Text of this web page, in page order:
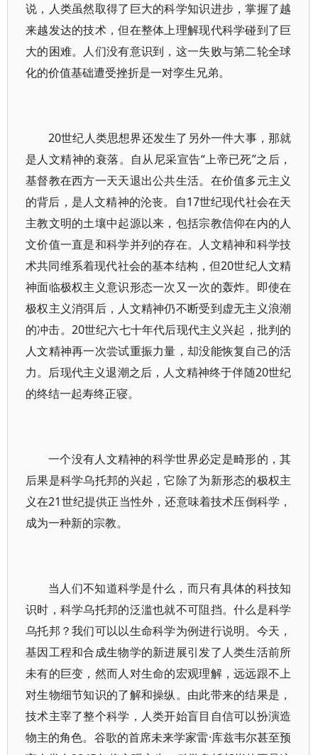
说，人类虽然取得了巨大的科学知识进步，掌握了越
来越发达的技术，但在整体上理解现代科学碰到了巨
大的困难。人们没有意识到，这一失败与第二轮全球
化的价值基础遭受挫折是一对孪生兄弟。
20世纪人类思想界还发生了另外一件大事，那就
是人文精神的衰落。自从尼采宣告“上帝已死”之后，
基督教在西方一天天退出公共生活。在价值多元主义
的背后，是人文精神的沦丧。自17世纪现代社会在天
主教文明的土壤中起源以来，包括宗教信仰在内的人
文价值一直是和科学并列的存在。人文精神和科学技
术共同维系着现代社会的基本结构，但20世纪人文精
神面临极权主义意识形态一次又一次的轰炸。即使在
极权主义消弭后，人文精神仍不断受到虚无主义浪潮
的冲击。20世纪六七十年代后现代主义兴起，批判的
人文精神再一次尝试重振力量，却没能恢复自己的活
力。后现代主义退潮之后，人文精神终于伴随20世纪
的终结一起寿终正寝。
一个没有人文精神的科学世界必定是畸形的，其
后果是科学乌托邦的兴起，它除了为新形态的极权主
义在21世纪提供正当性外，还意味着技术压倒科学，
成为一种新的宗教。
当人们不知道科学是什么，而只有具体的科技知
识时，科学乌托邦的泛滥也就不可阻挡。什么是科学
乌托邦？我们可以以生命科学为例进行说明。今天，
基因工程和合成生物学的新进展引发了人类生活前所
未有的巨变，然而人对生命的宏观理解，远远跟不上
对生物细节知识的了解和操纵。由此带来的结果是，
技术主宰了整个科学，人类开始盲目自信可以扮演造
物主的角色。谷歌的首席未来学家雷·库兹韦尔甚至预